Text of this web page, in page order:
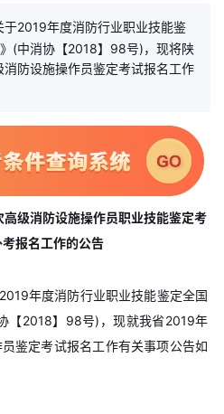
2019年度消防行业职业技能鉴
(中消协【2018】98号)，现将陕
防设施操作员鉴定考试报名工作
级消防设施操作员职业技能鉴定考
报名工作的公告
年度消防行业职业技能鉴定全国
【2018】98号)，现就我省2019年
鉴定考试报名工作有关事项公告如